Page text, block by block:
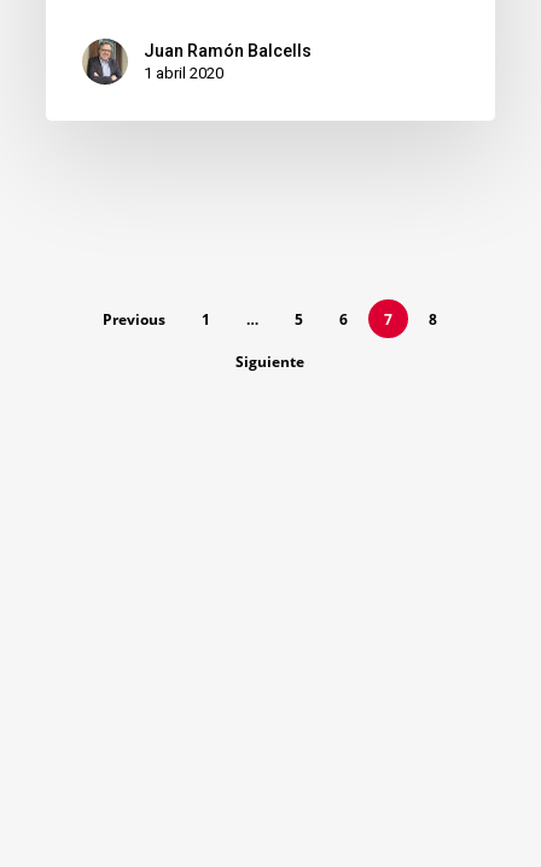
Juan Ramón Balcells
1 abril 2020
Previous 1 … 5 6 7 8
Siguiente